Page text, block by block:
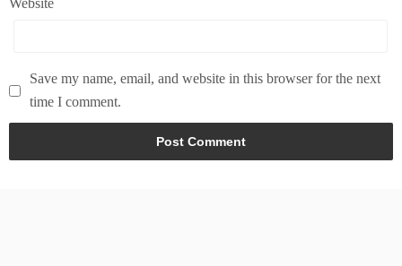
Website
Save my name, email, and website in this browser for the next
time I comment.